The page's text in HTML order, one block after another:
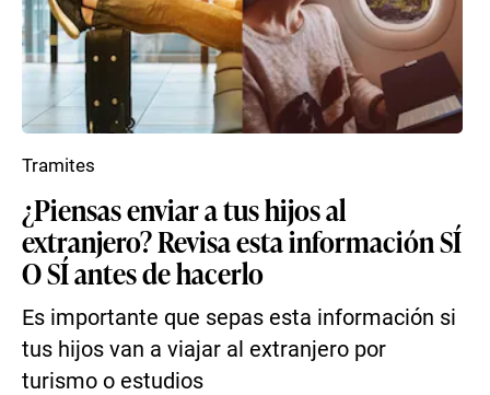
¿Piensas enviar a tus hijos al
extranjero? Revisa esta información SÍ
O SÍ antes de hacerlo
Es importante que sepas esta información si
tus hijos van a viajar al extranjero por
turismo o estudios
Tramites